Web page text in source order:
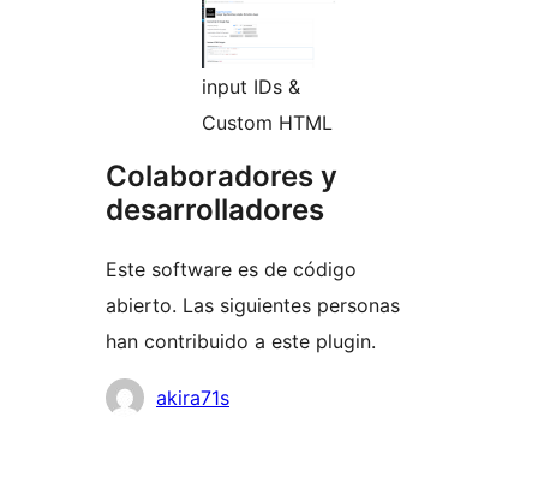
input IDs &
Custom HTML
Colaboradores y
desarrolladores
Este software es de código
abierto. Las siguientes personas
han contribuido a este plugin.
Colaboradores
akira71s